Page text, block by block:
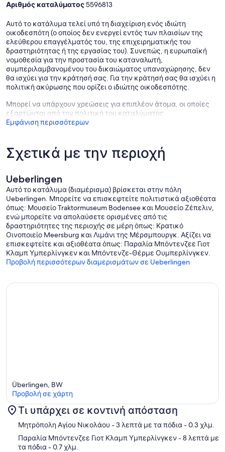
Αριθμός καταλύματος5596813
Αυτό το κατάλυμα τελεί υπό τη διαχείριση ενός ιδιώτη
οικοδεσπότη (ο οποίος δεν ενεργεί εντός των πλαισίων της
ελεύθερου επαγγέλματός του, της επιχειρηματικής του
δραστηριότητας ή της εργασίας του). Συνεπώς, η ευρωπαϊκή
νομοθεσία για την προστασία του καταναλωτή,
συμπεριλαμβανομένου του δικαιώματος υπαναχώρησης, δεν
θα ισχύει για την κράτησή σας. Για την κράτησή σας θα ισχύει η
πολιτική ακύρωσης που ορίζει ο ιδιώτης οικοδεσπότης.
Μπορεί να υπάρχουν χρεώσεις για επιπλέον άτομα, οι οποίες
εξαρτώνται από την πολιτική του καταλύματος
Εμφάνιση περισσότερων
Σχετικά με την περιοχή
Ueberlingen
Αυτό το κατάλυμα (διαμέρισμα) βρίσκεται στην πόλη
Ueberlingen. Μπορείτε να επισκεφτείτε πολιτιστικά αξιοθέατα
όπως: Μουσείο Traktormuseum Bodensee και Μουσείο Ζέπελιν,
ενώ μπορείτε να απολαύσετε ορισμένες από τις
δραστηριότητες της περιοχής σε μέρη όπως: Κρατικό
Οινοποιείο Meersburg και Λιμάνι της Μέρσμπουργκ. Αξίζει να
επισκεφτείτε και αξιοθέατα όπως: Παραλία Μπόντενζεε Γιοτ
Κλαμπ Υμπερλίνγκεν και Μπόντενζε-Θέρμε Ουμπερλίνγκεν.
Προβολή περισσότερων διαμερισμάτων σε Ueberlingen
Χάρτης
Überlingen, BW
Προβολή σε χάρτη
Τι υπάρχει σε κοντινή απόσταση
Μητρόπολη Αγίου Νικολάου - 3 λεπτά με τα πόδια- 0.3 χλμ.
Παραλία Μπόντενζεε Γιοτ Κλαμπ Υμπερλίνγκεν- 8 λεπτά με
τα πόδια- 0.7 χλμ.